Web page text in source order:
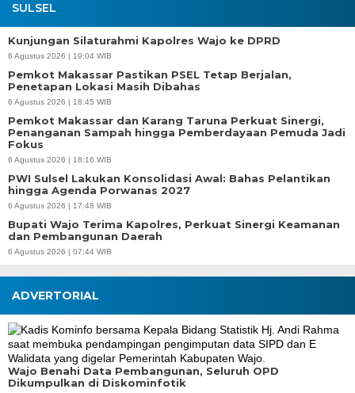
SULSEL
Kunjungan Silaturahmi Kapolres Wajo ke DPRD
6 Agustus 2026 | 19:04 WIB
Pemkot Makassar Pastikan PSEL Tetap Berjalan,
Penetapan Lokasi Masih Dibahas
6 Agustus 2026 | 18:45 WIB
Pemkot Makassar dan Karang Taruna Perkuat Sinergi,
Penanganan Sampah hingga Pemberdayaan Pemuda Jadi
Fokus
6 Agustus 2026 | 18:16 WIB
PWI Sulsel Lakukan Konsolidasi Awal: Bahas Pelantikan
hingga Agenda Porwanas 2027
6 Agustus 2026 | 17:48 WIB
Bupati Wajo Terima Kapolres, Perkuat Sinergi Keamanan
dan Pembangunan Daerah
6 Agustus 2026 | 07:44 WIB
ADVERTORIAL
Wajo Benahi Data Pembangunan, Seluruh OPD
Dikumpulkan di Diskominfotik